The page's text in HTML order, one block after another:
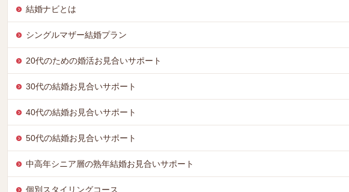
結婚ナビとは
シングルマザー結婚プラン
20代のための婚活お見合いサポート
30代の結婚お見合いサポート
40代の結婚お見合いサポート
50代の結婚お見合いサポート
中高年シニア層の熟年結婚お見合いサポート
個別スタイリングコース